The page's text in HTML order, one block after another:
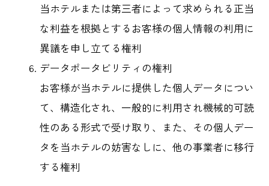
当ホテルまたは第三者によって求められる正当
な利益を根拠とするお客様の個人情報の利用に
異議を申し立てる権利
データポータビリティの権利
お客様が当ホテルに提供した個人データについ
て、構造化され、一般的に利用され機械的可読
性のある形式で受け取り、また、その個人デー
タを当ホテルの妨害なしに、他の事業者に移行
する権利